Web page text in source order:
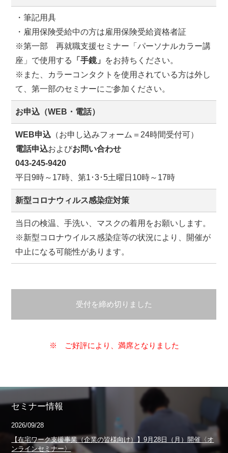
・筆記用具
・雇用保険受給中の方は雇用保険受給資格者証
※第一部 再就職支援セミナー「パーソナルカラー講
座」で使用する
「手鏡」 をお持ちください。
※また、カラーコンタクトを使用されている方は外し
て、第一部のセミナーにご参加ください。
お申込（WEB・電話）
WEB申込 （お申し込みフォーム＝24時間受付可）
電話申込およびお問い合わせ
043-245-9420
平日9時～17時、第1･3･5土曜日10時～17時
新型コロナウィルス感染症対策
当日の検温、手洗い、マスクの着用をお願いします。
※新型コロナウイルス感染症等の状況により、開催が
中止になる可能性があります。
受付を締め切りました
※ ご好評により、満席となりました
セミナー情報
2026/09/28
【在宅ワーク支援事業（企業の皆様向け）】9月28日（月）開催〈オ
ンラインセミナー〉